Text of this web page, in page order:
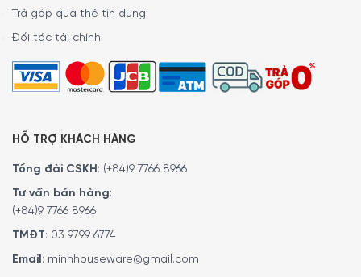
Peeler cũng có dao kênh
Máy rửa bát an toàn
0346996774để nhận được những tư vấn chi tiết và đặt
mua sản phẩm. Hoặc đặt hàng trực tiếp trên website
đây,Minh House
khách.
Trả góp qua thẻ tín dụng
Đối tác tài chính
HỖ TRỢ KHÁCH HÀNG
Tổng đài CSKH : (+84)9 7766 8966
Tư vấn bán hàng:
(+84)9 7766 8966
TMĐT: 03 9799 6774
Email : minhhouseware@gmail.com